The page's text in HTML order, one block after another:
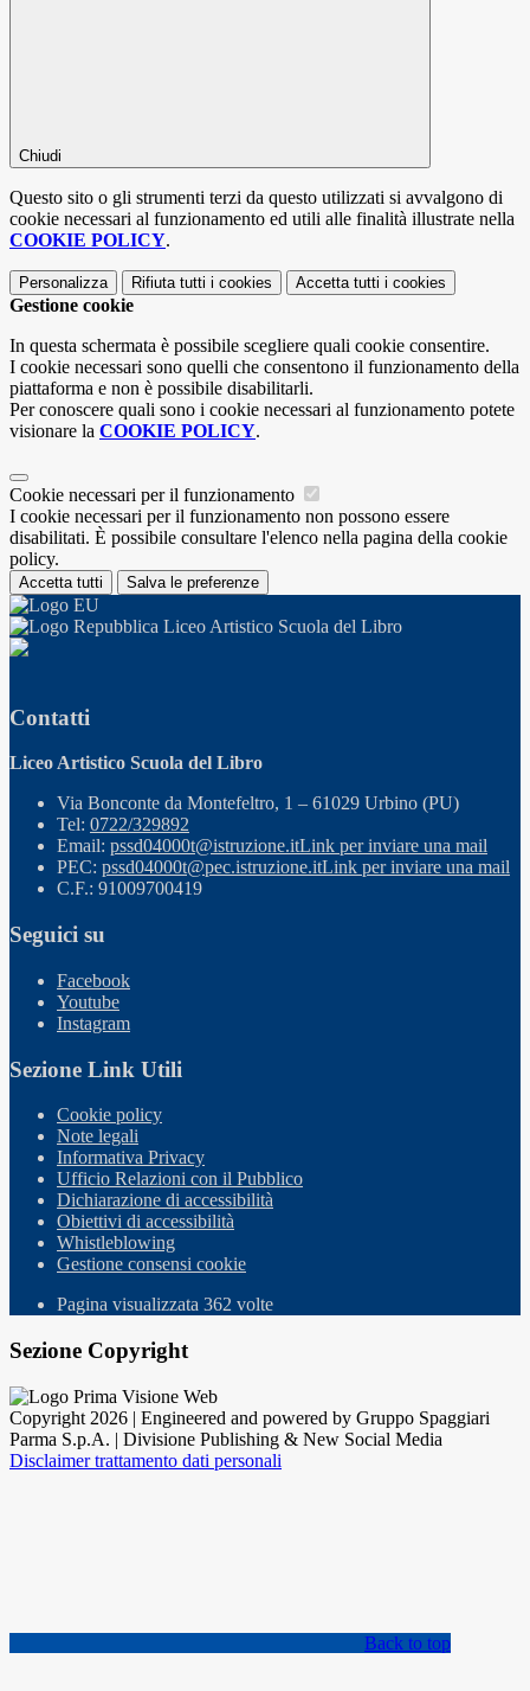
Chiudi
Questo sito o gli strumenti terzi da questo utilizzati si avvalgono di
cookie necessari al funzionamento ed utili alle finalità illustrate nella
COOKIE POLICY.
Personalizza Rifiuta tutti i cookies Accetta tutti i cookies
Gestione cookie
In questa schermata è possibile scegliere quali cookie consentire.
I cookie necessari sono quelli che consentono il funzionamento della
piattaforma e non è possibile disabilitarli.
Per conoscere quali sono i cookie necessari al funzionamento potete
visionare la COOKIE POLICY.
Cookie necessari per il funzionamento
I cookie necessari per il funzionamento non possono essere
disabilitati. È possibile consultare l'elenco nella pagina della cookie
policy.
Accetta tutti Salva le preferenze
Liceo Artistico Scuola del Libro
Contatti
Liceo Artistico Scuola del Libro
Via Bonconte da Montefeltro, 1 – 61029 Urbino (PU)
Tel: 0722/329892
Email: pssd04000t@istruzione.itLink per inviare una mail
PEC: pssd04000t@pec.istruzione.itLink per inviare una mail
C.F.: 91009700419
Seguici su
Facebook
Youtube
Instagram
Sezione Link Utili
Cookie policy
Note legali
Informativa Privacy
Ufficio Relazioni con il Pubblico
Dichiarazione di accessibilità
Obiettivi di accessibilità
Whistleblowing
Gestione consensi cookie
Pagina visualizzata 362 volte
Sezione Copyright
Copyright 2026 | Engineered and powered by Gruppo Spaggiari
Parma S.p.A. | Divisione Publishing & New Social Media
Disclaimer trattamento dati personali
Back to top